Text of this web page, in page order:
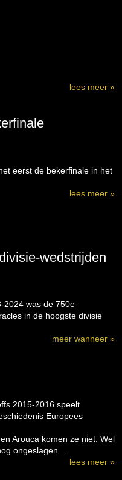
lees meer »
eerst de bekerfinale in het
lees meer »
wedstrijden
2024 was de 750e
in de hoogste divisie
meer wanneer »
2015-2016 speelt
Europees
Arouca komen ze niet. Wel
ongeslagen...
lees meer »